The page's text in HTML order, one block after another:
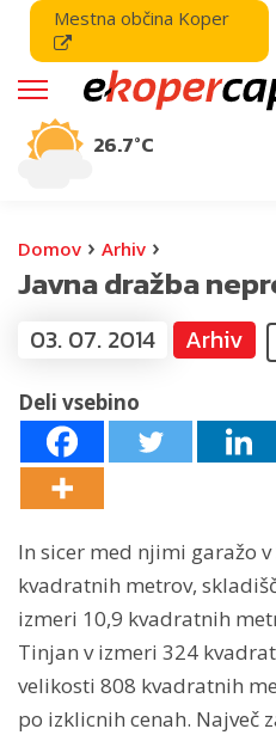
Mestna občina Koper
26.7°C
Domov › Arhiv ›
Javna dražba
03. 07. 2014 Arhiv
Deli vsebino
In sicer med njimi garažo
kvadratnih metrov,
izmeri 10,9 kvadratnih
Tinjan v izmeri 324
velikosti 808 kvadratnih
po izklicnih cenah. Največ